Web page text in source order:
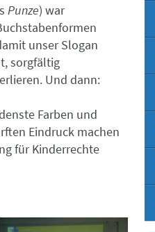
Punze) war
unser Slogan
sorgfältig
Und dann:
Farben und
Eindruck machen
für Kinderrechte